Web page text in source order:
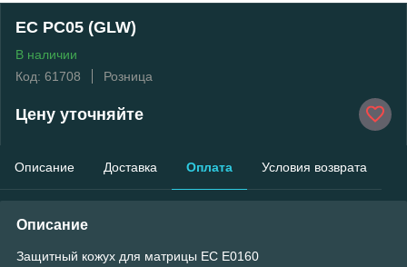
EC PC05 (GLW)
В наличии
Код: 61708
Розница
Цену уточняйте
Описание Доставка Оплата Условия возврата
Описание
Защитный кожух для матрицы EC E0160